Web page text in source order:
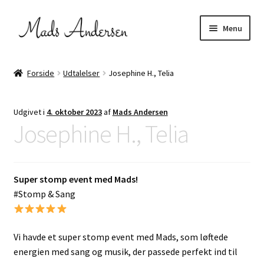
Spring
til
Spring
til
Menu
Projekter
Kontakt
Forside Udtalelser Josephine H., Telia
Udgivet i 4. oktober 2023af Mads Andersen
Josephine H., Telia
Super stomp event med Mads!
#Stomp & Sang
Vi havde et super stomp event med Mads, som løftede
energien med sang og musik, der passede perfekt ind til